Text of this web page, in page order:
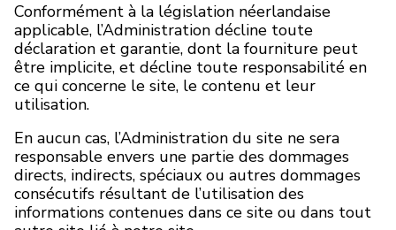
SOINS À DOMICILE
NANO GOLD
ACCESSOIRES
MARQUES
Livraison et Paiement
Conformément à la législation néerlandaise
applicable, l’Administration décline toute
déclaration et garantie, dont la fourniture peut
être implicite, et décline toute responsabilité en
ce qui concerne le site, le contenu et leur
utilisation.
En aucun cas, l’Administration du site ne sera
responsable envers une partie des dommages
directs, indirects, spéciaux ou autres dommages
consécutifs résultant de l’utilisation des
informations contenues dans ce site ou dans tout